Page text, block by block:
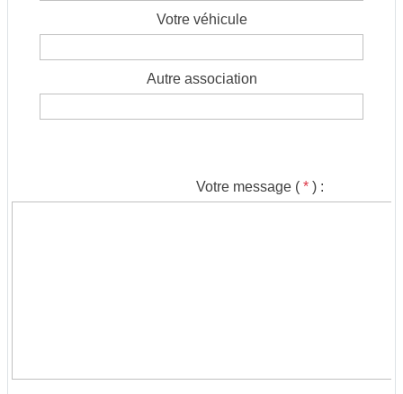
Votre véhicule
Autre association
Votre message ( *) :